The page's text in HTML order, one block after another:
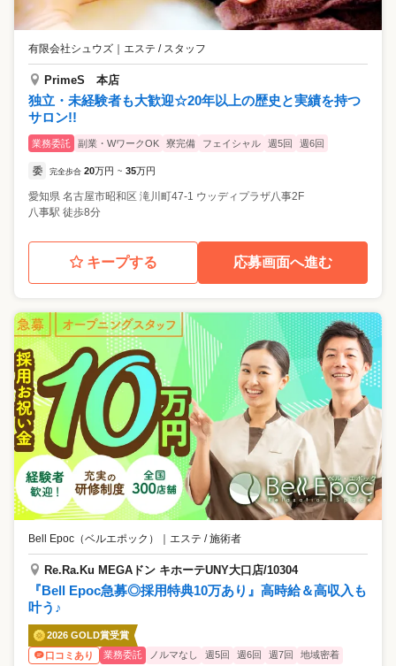
有限会社シュウズ エステ / スタッフ
PrimeS 本店
独立・未経験者も大歓迎☆20年以上の歴史と実績を持つ
サロン!!
業務委託 副業・WワークOK 寮完備 フェイシャル 週5回 週6回
委 完全歩合 20万円 ~ 35万円
愛知県 名古屋市昭和区 滝川町47-1 ウッディプラザ八事2F
八事駅 徒歩8分
キープする 応募画面へ進む
Bell Epoc（ベルエポック） ｜ エステ / 施術者
Re.Ra.Ku MEGAドン キホーテUNY大口店/10304
『Bell Epoc急募◎採用特典10万あり』高時給＆高収入も
叶う♪
2026 GOLD賞受賞
口コミあり
業務委託 ノルマなし 週5回 週6回 週7回 地域密着